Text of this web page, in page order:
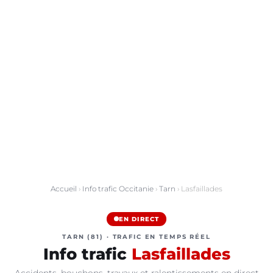
Accueil › Info trafic Occitanie › Tarn › Lasfaillades
EN DIRECT
TARN (81) · TRAFIC EN TEMPS RÉEL
Info trafic Lasfaillades